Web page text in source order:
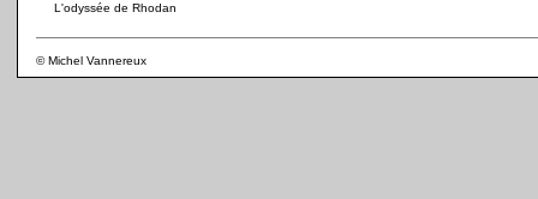
L'odyssée de Rhodan
© Michel Vannereux